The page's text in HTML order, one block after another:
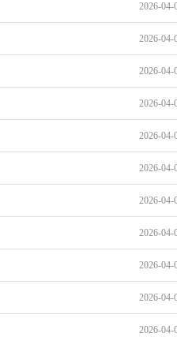
2026-04-
2026-04-
2026-04-
2026-04-
2026-04-
2026-04-
2026-04-
2026-04-
2026-04-
2026-04-
2026-04-